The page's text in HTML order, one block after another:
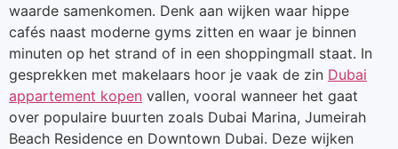
waarde samenkomen. Denk aan wijken waar hippe
cafés naast moderne gyms zitten en waar je binnen
minuten op het strand of in een shoppingmall staat. In
gesprekken met makelaars hoor je vaak de zin Dubai
appartement kopen vallen, vooral wanneer het gaat
over populaire buurten zoals Dubai Marina, Jumeirah
Beach Residence en Downtown Dubai. Deze wijken